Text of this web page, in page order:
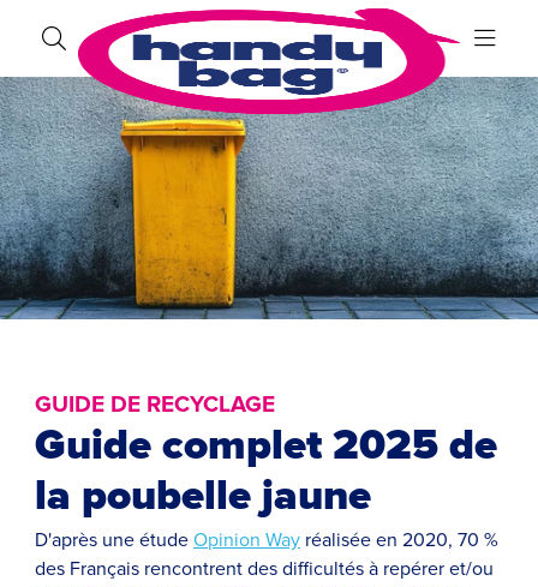
GUIDE DE RECYCLAGE
Guide complet 2025 de
la poubelle jaune
D'après une étude Opinion Way réalisée en 2020, 70 %
des Français rencontrent des difficultés à repérer et/ou